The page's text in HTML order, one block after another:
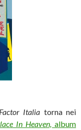
Italia torna nei
In Heaven,album